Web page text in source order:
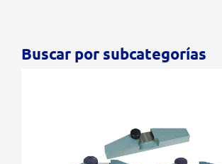
Buscar por subcategorías